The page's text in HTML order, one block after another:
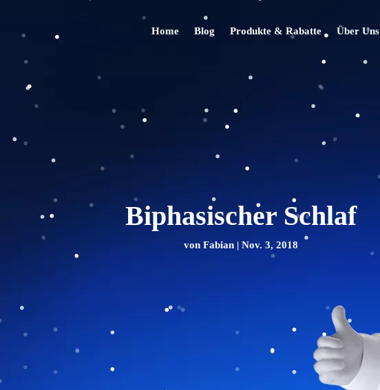
Home Blog Produkte & Rabatte Über Uns
Biphasischer Schlaf
von Fabian | Nov. 3, 2018